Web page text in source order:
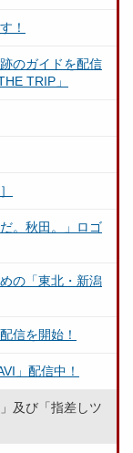
！
のガイドを配信
TRIP」
。秋田。」ロゴ
の「東北・新潟
信を開始！
」配信中！
及び「指差しツ